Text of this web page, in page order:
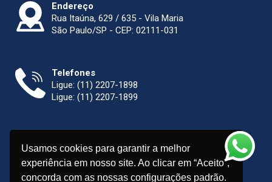
Usamos cookies para garantir a melhor
experiência em nosso site. Ao clicar em “Aceito”,
concorda com as nossas configurações padrão.
Endereço
Rua Itaúna, 629 / 635 - Vila Maria
São Paulo/SP - CEP: 02111-031
Telefones
Ligue: (11) 2207-1898
Ligue: (11) 2207-1899
E-mail
sigma@maquinasinox.com.br